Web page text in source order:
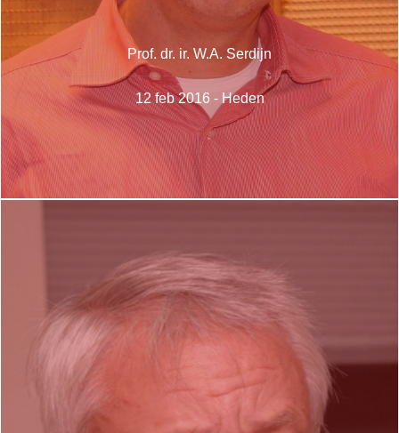
Prof. dr. ir. W.A. Serdijn
12 feb 2016 - Heden